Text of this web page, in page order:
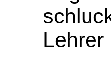
Lehrer